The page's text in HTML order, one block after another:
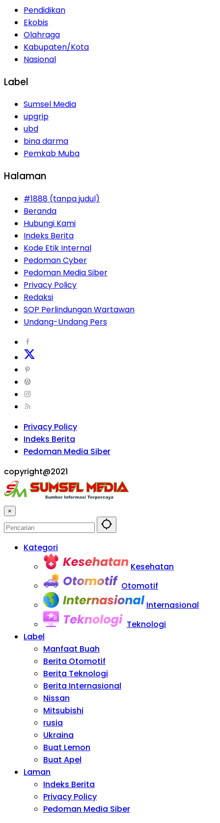
Pendidikan
Ekobis
Olahraga
Kabupaten/Kota
Nasional
Label
Sumsel Media
upgrip
ubd
bina darma
Pemkab Muba
Halaman
#1888 (tanpa judul)
Beranda
Hubungi Kami
Indeks Berita
Kode Etik Internal
Pedoman Cyber
Pedoman Media Siber
Privacy Policy
Redaksi
SOP Perlindungan Wartawan
Undang-Undang Pers
Privacy Policy
Indeks Berita
Pedoman Media Siber
copyright@2021
×
Kategori
Kesehatan
Otomotif
Internasional
Teknologi
Label
Manfaat Buah
Berita Otomotif
Berita Teknologi
Berita Internasional
Nissan
Mitsubishi
rusia
Ukraina
Buat Lemon
Buat Apel
Laman
Indeks Berita
Privacy Policy
Pedoman Media Siber